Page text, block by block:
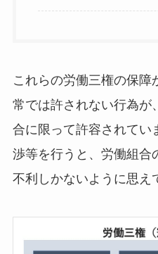
これらの労働三権の保障
常では許されない行為が
合に限って許容されてい
渉等を行うと、労働組合
不利しかないように思え